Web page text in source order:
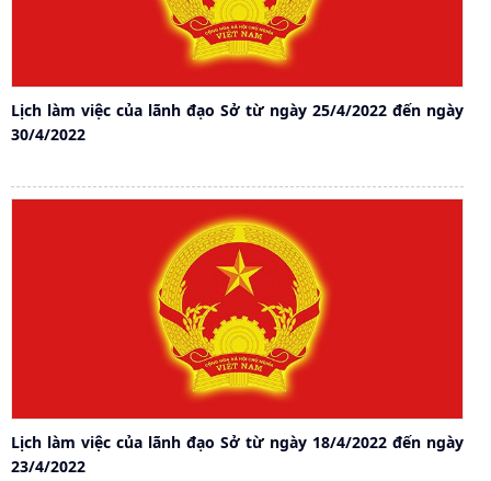
Lịch làm việc của lãnh đạo Sở từ ngày 25/4/2022 đến ngày
30/4/2022
Lịch làm việc của lãnh đạo Sở từ ngày 18/4/2022 đến ngày
23/4/2022